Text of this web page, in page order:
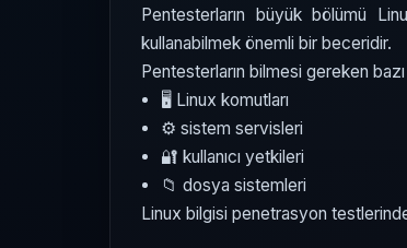
Pentesterların büyük bölümü
kullanabilmek önemli bir beceridir.
Pentesterların bilmesi gereken
🖥️ Linux komutları
⚙️ sistem servisleri
🔐 kullanıcı yetkileri
📁 dosya sistemleri
Linux bilgisi penetrasyon